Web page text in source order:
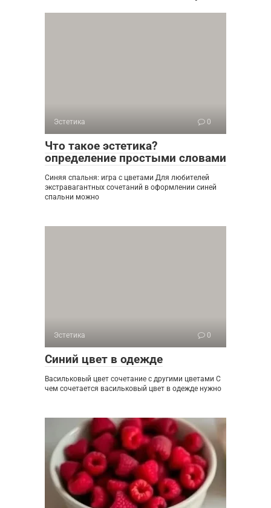
Эстетика 0
Что такое эстетика?
определение простыми словами
Синяя спальня: игра с цветами Для любителей
экстравагантных сочетаний в оформлении синей
спальни можно
Эстетика 0
Синий цвет в одежде
Васильковый цвет сочетание с другими цветами С
чем сочетается васильковый цвет в одежде нужно